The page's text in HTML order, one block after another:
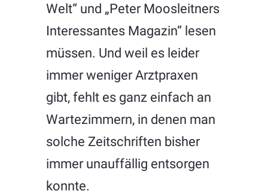
Welt“ und „Peter Moosleitners
Interessantes Magazin“ lesen
müssen. Und weil es leider
immer weniger Arztpraxen
gibt, fehlt es ganz einfach an
Wartezimmern, in denen man
solche Zeitschriften bisher
immer unauffällig entsorgen
konnte.